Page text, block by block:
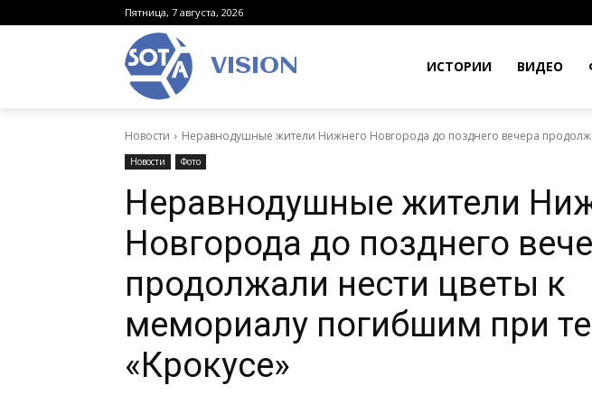
Пятница, 7 августа, 2026
VISION ИСТОРИИ ВИДЕО
Новости Неравнодушные жители Нижнего Новгорода до позднего вечера
Новости Фото
Неравнодушные жители
Новгорода до позднего
продолжали нести цветы к
мемориалу погибшим при
«Крокусе»